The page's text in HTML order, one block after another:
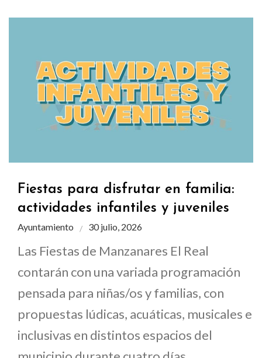
Fiestas para disfrutar en familia:
actividades infantiles y juveniles
Ayuntamiento 30 julio, 2026
Las Fiestas de Manzanares El Real
contarán con una variada programación
pensada para niñas/os y familias, con
propuestas lúdicas, acuáticas, musicales e
inclusivas en distintos espacios del